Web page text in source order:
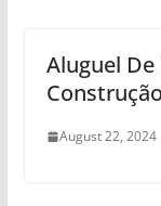
Aluguel
August 22, 2024